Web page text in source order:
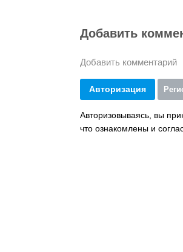
Добавить
Добавить комментарий
Авторизация
Авторизовываясь, вы
что ознакомлены и